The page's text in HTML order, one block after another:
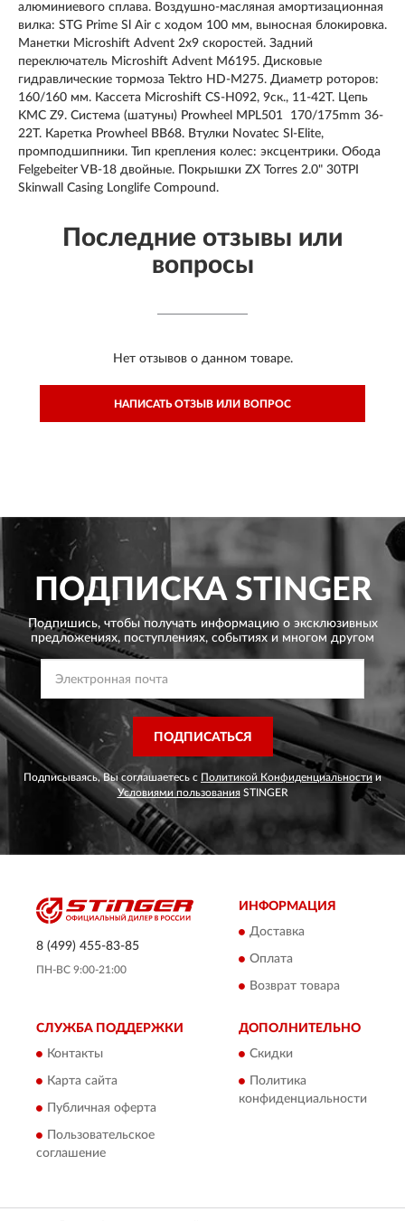
алюминиевого сплава. Воздушно-масляная амортизационная
вилка: STG Prime Sl Air с ходом 100 мм, выносная блокировка.
Манетки Microshift Advent 2x9 скоростей. Задний
переключатель Microshift Advent M6195. Дисковые
гидравлические тормоза Tektro HD-M275. Диаметр роторов:
160/160 мм. Кассета Microshift CS-H092, 9ск., 11-42T. Цепь
KMC Z9. Система (шатуны) Prowheel MPL501 170/175mm 36-
22T. Каретка Prowheel BB68. Втулки Novatec Sl-Elite,
промподшипники. Тип крепления колес: эксцентрики. Обода
Felgebeiter VB-18 двойные. Покрышки ZX Torres 2.0" 30TPI
Skinwall Casing Longlife Compound.
Последние отзывы или
вопросы
Нет отзывов о данном товаре.
НАПИСАТЬ ОТЗЫВ ИЛИ ВОПРОС
ПОДПИСКАSTINGER
Подпишись, чтобы получать информацию о эксклюзивных
предложениях, поступлениях, событиях и многом другом
ПОДПИСАТЬСЯ
Подписываясь, Вы соглашаетесь с Политикой Конфиденциальности и
Условиями пользованияSTINGER
8 (499) 455-83-85
ПН-ВС 9:00-21:00
ИНФОРМАЦИЯ
Доставка
Оплата
Возврат товара
СЛУЖБА ПОДДЕРЖКИ
Контакты
Карта сайта
Публичная оферта
Пользовательское
соглашение
ДОПОЛНИТЕЛЬНО
Скидки
Политика
конфиденциальности